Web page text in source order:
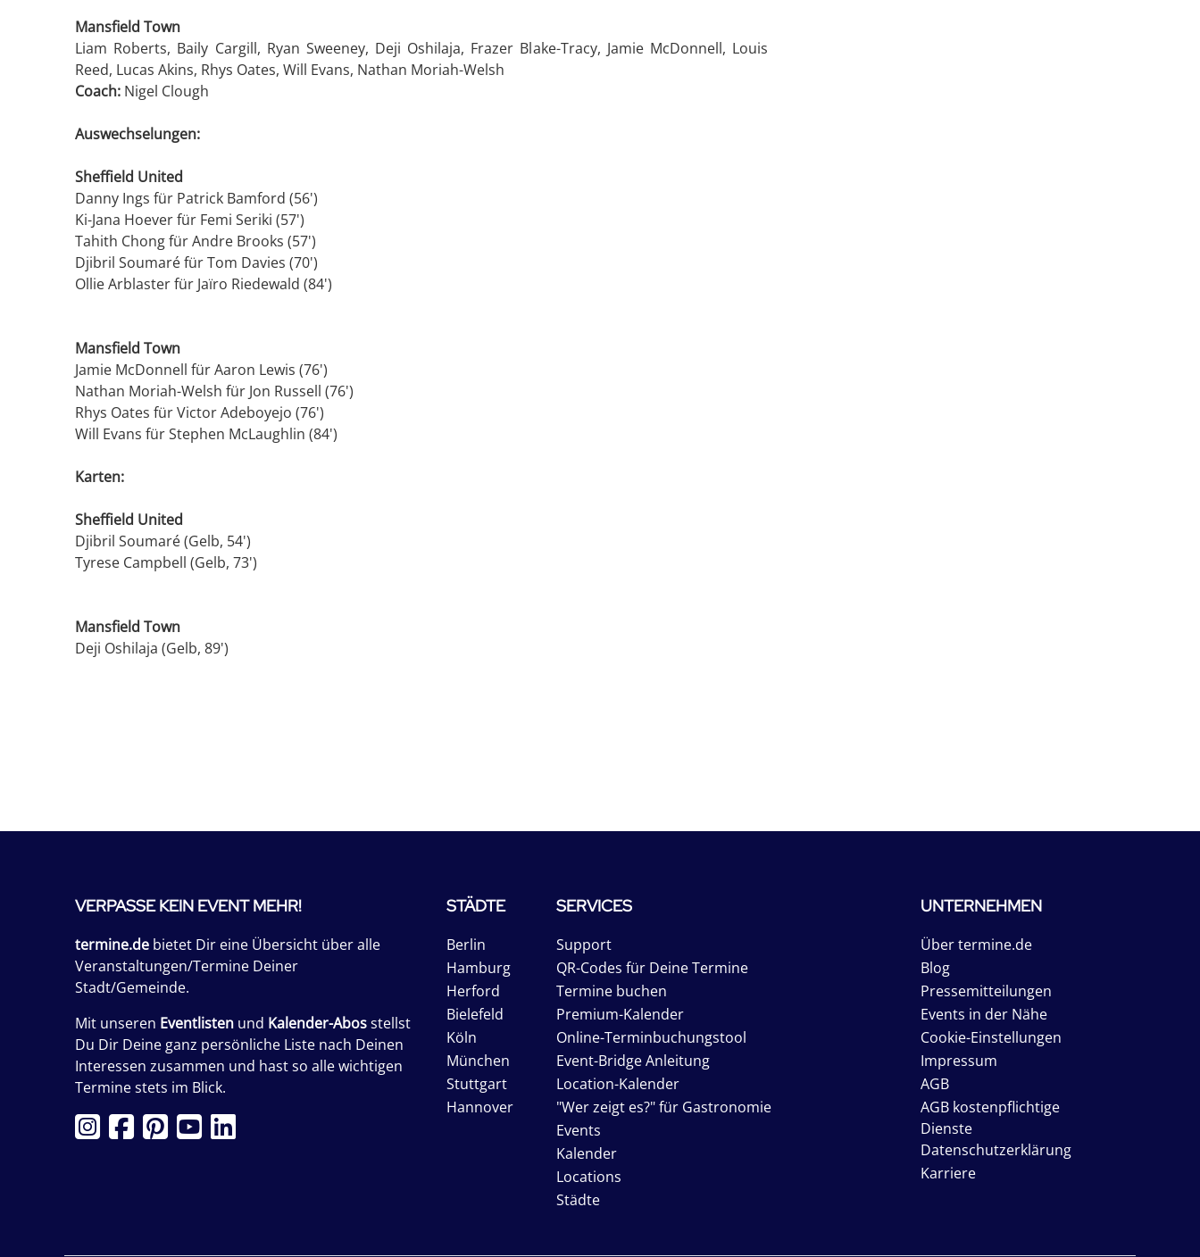
Mansfield Town
Liam Roberts, Baily Cargill, Ryan Sweeney, Deji Oshilaja, Frazer Blake-Tracy, Jamie McDonnell, Louis
Reed, Lucas Akins, Rhys Oates, Will Evans, Nathan Moriah-Welsh
Coach: Nigel Clough
Auswechselungen:
Sheffield United
Danny Ings für Patrick Bamford (56')
Ki-Jana Hoever für Femi Seriki (57')
Tahith Chong für Andre Brooks (57')
Djibril Soumaré für Tom Davies (70')
Ollie Arblaster für Jaïro Riedewald (84')
Mansfield Town
Jamie McDonnell für Aaron Lewis (76')
Nathan Moriah-Welsh für Jon Russell (76')
Rhys Oates für Victor Adeboyejo (76')
Will Evans für Stephen McLaughlin (84')
Karten:
Sheffield United
Djibril Soumaré (Gelb, 54')
Tyrese Campbell (Gelb, 73')
Mansfield Town
Deji Oshilaja (Gelb, 89')
VERPASSE KEIN EVENT MEHR!
termine.de bietet Dir eine Übersicht über alle
Veranstaltungen/Termine Deiner
Stadt/Gemeinde.
Mit unseren Eventlisten und Kalender-Abosstellst
Du Dir Deine ganz persönliche Liste nach Deinen
Interessen zusammen und hast so alle wichtigen
Termine stets im Blick.
STÄDTE
Berlin
Hamburg
Herford
Bielefeld
Köln
München
Stuttgart
Hannover
SERVICES
Support
QR-Codes für Deine Termine
Termine buchen
Premium-Kalender
Online-Terminbuchungstool
Event-Bridge Anleitung
Location-Kalender
"Wer zeigt es?" für Gastronomie
Events
Kalender
Locations
Städte
UNTERNEHMEN
Über termine.de
Blog
Pressemitteilungen
Events in der Nähe
Cookie-Einstellungen
Impressum
AGB
AGB kostenpflichtige
Dienste
Datenschutzerklärung
Karriere